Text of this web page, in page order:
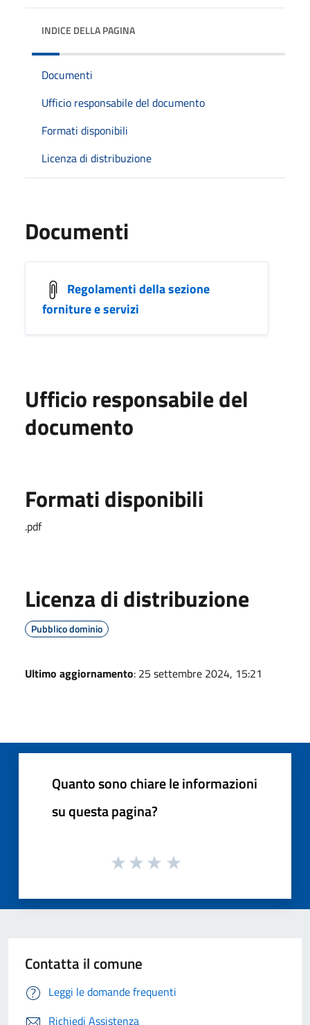
INDICE DELLA PAGINA
Documenti
Ufficio responsabile del documento
Formati disponibili
Licenza di distribuzione
Documenti
Regolamenti della sezione
forniture e servizi
Ufficio responsabile del
documento
Formati disponibili
.pdf
Licenza di distribuzione
Pubblico dominio
Ultimo aggiornamento: 25 settembre 2024, 15:21
Quanto sono chiare le informazioni
su questa pagina?
Contatta il comune
Leggi le domande frequenti
Richiedi Assistenza